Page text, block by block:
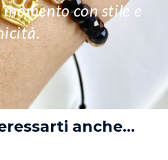
con stile e
anche...